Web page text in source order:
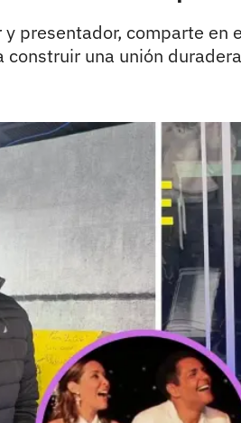
presentador, comparte en
una unión